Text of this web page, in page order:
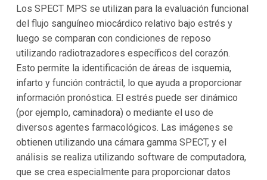
Los SPECT MPS se utilizan para la evaluación funcional
del flujo sanguíneo miocárdico relativo bajo estrés y
luego se comparan con condiciones de reposo
utilizando radiotrazadores específicos del corazón.
Esto permite la identificación de áreas de isquemia,
infarto y función contráctil, lo que ayuda a proporcionar
información pronóstica. El estrés puede ser dinámico
(por ejemplo, caminadora) o mediante el uso de
diversos agentes farmacológicos. Las imágenes se
obtienen utilizando una cámara gamma SPECT, y el
análisis se realiza utilizando software de computadora,
que se crea especialmente para proporcionar datos